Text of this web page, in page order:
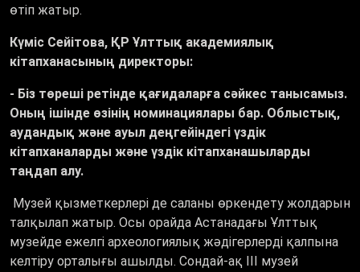
өтіп жатыр.
Күміс Сейітова, ҚР Ұлттық академиялық
кітапханасының директоры:
- Біз төреші ретінде қағидаларға сәйкес танысамыз.
Оның ішінде өзінің номинациялары бар. Облыстық,
аудандық және ауыл деңгейіндегі үздік
кітапханаларды және үздік кітапханашыларды
таңдап алу.
Музей қызметкерлері де саланы өркендету жолдарын
талқылап жатыр. Осы орайда Астанадағы Ұлттық
музейде ежелгі археологиялық жәдігерлерді қалпына
келтіру орталығы ашылды. Сондай-ақ III музей